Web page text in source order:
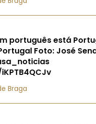
português está
Foto: José
Braga